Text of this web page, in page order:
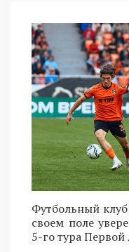
Футбольный клуб
своем поле
5-го тура Первой